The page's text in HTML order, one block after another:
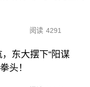
阅读 4291
东大摆下“阳谋
头！